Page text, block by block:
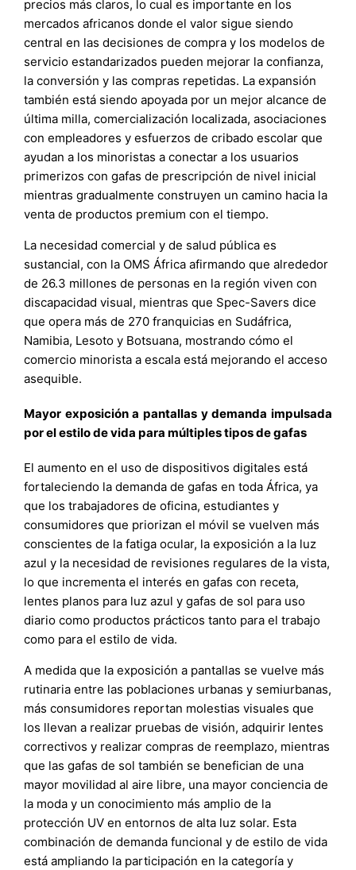
precios más claros, lo cual es importante en los
mercados africanos donde el valor sigue siendo
central en las decisiones de compra y los modelos de
servicio estandarizados pueden mejorar la confianza,
la conversión y las compras repetidas. La expansión
también está siendo apoyada por un mejor alcance de
última milla, comercialización localizada, asociaciones
con empleadores y esfuerzos de cribado escolar que
ayudan a los minoristas a conectar a los usuarios
primerizos con gafas de prescripción de nivel inicial
mientras gradualmente construyen un camino hacia la
venta de productos premium con el tiempo.
La necesidad comercial y de salud pública es
sustancial, con la OMS África afirmando que alrededor
de 26.3 millones de personas en la región viven con
discapacidad visual, mientras que Spec-Savers dice
que opera más de 270 franquicias en Sudáfrica,
Namibia, Lesoto y Botsuana, mostrando cómo el
comercio minorista a escala está mejorando el acceso
asequible.
Mayor exposición a pantallas y demanda impulsada
por el estilo de vida para múltiples tipos de gafas
El aumento en el uso de dispositivos digitales está
fortaleciendo la demanda de gafas en toda África, ya
que los trabajadores de oficina, estudiantes y
consumidores que priorizan el móvil se vuelven más
conscientes de la fatiga ocular, la exposición a la luz
azul y la necesidad de revisiones regulares de la vista,
lo que incrementa el interés en gafas con receta,
lentes planos para luz azul y gafas de sol para uso
diario como productos prácticos tanto para el trabajo
como para el estilo de vida.
A medida que la exposición a pantallas se vuelve más
rutinaria entre las poblaciones urbanas y semiurbanas,
más consumidores reportan molestias visuales que
los llevan a realizar pruebas de visión, adquirir lentes
correctivos y realizar compras de reemplazo, mientras
que las gafas de sol también se benefician de una
mayor movilidad al aire libre, una mayor conciencia de
la moda y un conocimiento más amplio de la
protección UV en entornos de alta luz solar. Esta
combinación de demanda funcional y de estilo de vida
está ampliando la participación en la categoría y